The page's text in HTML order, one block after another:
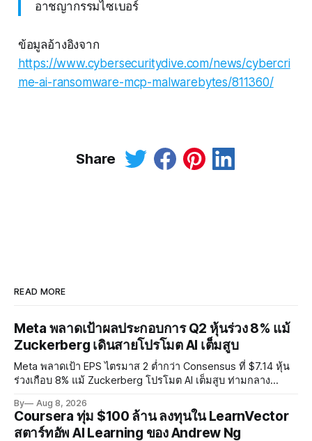
อาชญากรรมไซเบอร์
ข้อมูลอ้างอิงจาก
https://www.cybersecuritydive.com/news/cybercri
me-ai-ransomware-mcp-malwarebytes/811360/
Share
READ MORE
Meta พลาดเป้าผลประกอบการ Q2 หุ้นร่วง 8% แม้
Zuckerberg เดินสายโปรโมต AI เต็มสูบ
Meta พลาดเป้า EPS ไตรมาส 2 ต่ำกว่า Consensus ที่ $7.14 หุ้น
ร่วงเกือบ 8% แม้ Zuckerberg โปรโมต AI เต็มสูบ ท่ามกลาง
การทำร้ายเด็ก
By Aug 8, 2026
Coursera ทุ่ม $100 ล้าน ลงทุนใน LearnVector
สตาร์ทอัพ AI Learning ของ Andrew Ng